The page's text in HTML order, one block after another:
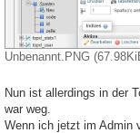
Unbenannt.PNG
Nun ist allerdings in der
war weg.
Wenn ich jetzt im Admin